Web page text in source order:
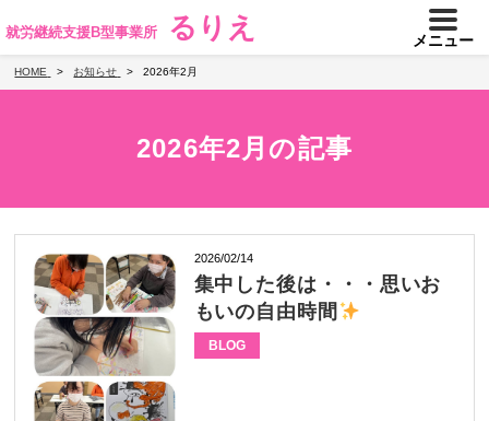
就労継続支援B型事業所 るりえ メニュー
HOME お知らせ 2026年2月
2026年2月の記事
2026/02/14
集中した後は・・・思いお
もいの自由時間
BLOG